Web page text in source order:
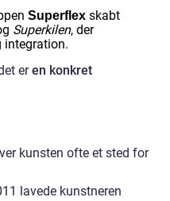
Superflex skabt
Superkilen, der
integration.
eren konkret
kunsten ofte et sted for
lavede kunstneren